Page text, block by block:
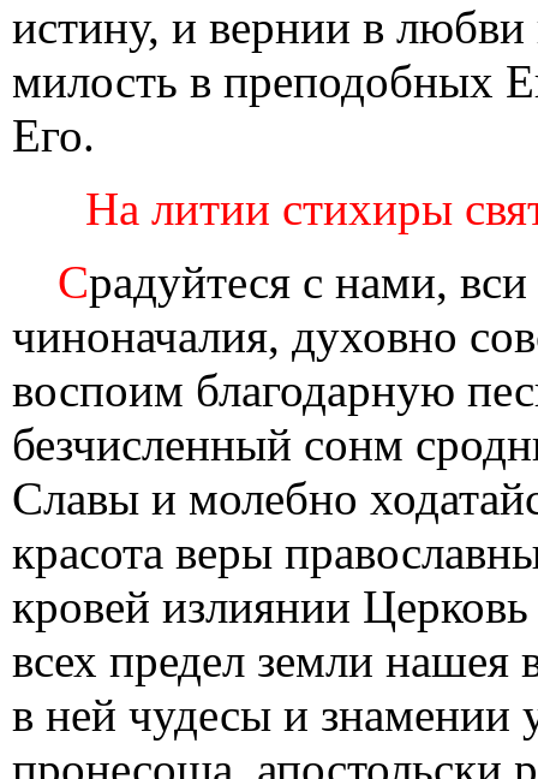
истину, и вернии в
милость в преподобных
Его.
На литии стихиры
Срадуйтеся с нами,
чиноначалия, духовно
воспоим благодарную
безчисленный сонм
Славы и молебно
красота веры
кровей излиянии
всех предел земли нашея
в ней чудесы и знамении